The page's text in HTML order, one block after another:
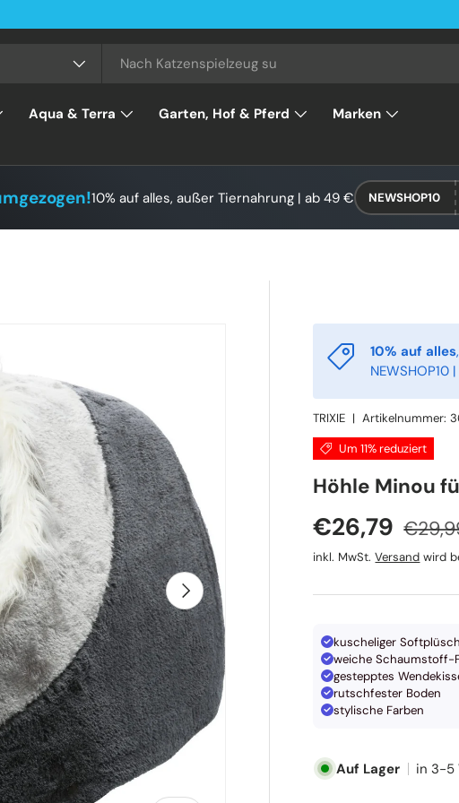
Aqua & Terra Garten, Hof & Pferd
Marken
10% auf alles, außer Tiernahrung | ab 49 € NEWSHOP10
Nächste
10% auf alles
NEWSHOP10
TRIXIE |Artikelnummer:
Um 11% reduziert
TRIXIE
Höhle Minou
€26,79
inkl. MwSt.Versand wird
kuscheliger Softplüsch
weiche Schaumstoff-
gestepptes
rutschfester Boden
stylische Farben
Auf Lager in 3-5